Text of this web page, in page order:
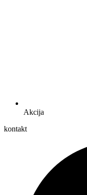
Akcija
kontakt